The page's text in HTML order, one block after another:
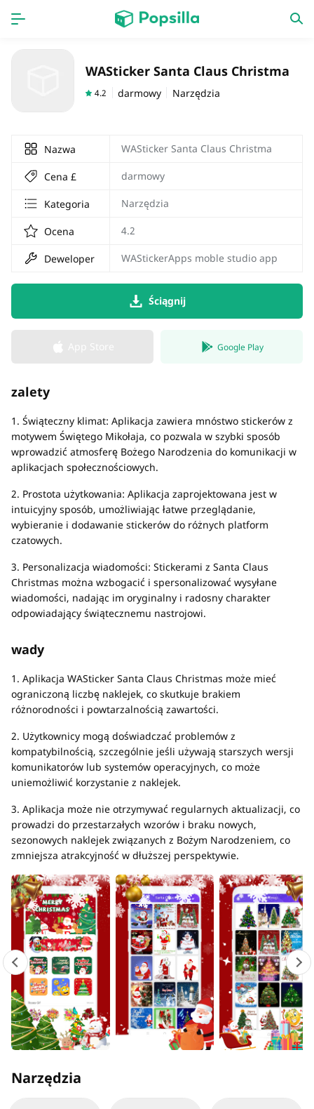
Nowa praca
WASticker Santa Claus Christma
4.2 darmowy Narzędzia
Nazwa WASticker Santa Claus Christma
Cena £ darmowy
Kategoria Narzędzia
Ocena 4.2
Deweloper WAStickerApps moble studio app
Ściągnij
Google Play
zalety
1. Świąteczny klimat: Aplikacja zawiera mnóstwo stickerów z
motywem Świętego Mikołaja, co pozwala w szybki sposób
wprowadzić atmosferę Bożego Narodzenia do komunikacji w
aplikacjach społecznościowych.
2. Prostota użytkowania: Aplikacja zaprojektowana jest w
intuicyjny sposób, umożliwiając łatwe przeglądanie,
wybieranie i dodawanie stickerów do różnych platform
czatowych.
3. Personalizacja wiadomości: Stickerami z Santa Claus
Christmas można wzbogacić i spersonalizować wysyłane
wiadomości, nadając im oryginalny i radosny charakter
odpowiadający świątecznemu nastrojowi.
wady
1. Aplikacja WASticker Santa Claus Christmas może mieć
ograniczoną liczbę naklejek, co skutkuje brakiem
różnorodności i powtarzalnością zawartości.
2. Użytkownicy mogą doświadczać problemów z
kompatybilnością, szczególnie jeśli używają starszych wersji
komunikatorów lub systemów operacyjnych, co może
uniemożliwić korzystanie z naklejek.
3. Aplikacja może nie otrzymywać regularnych aktualizacji, co
prowadzi do przestarzałych wzorów i braku nowych,
sezonowych naklejek związanych z Bożym Narodzeniem, co
zmniejsza atrakcyjność w dłuższej perspektywie.
Narzędzia